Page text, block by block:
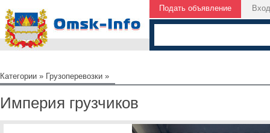
Подать объявление Вход
Категории » Грузоперевозки »
Империя грузчиков